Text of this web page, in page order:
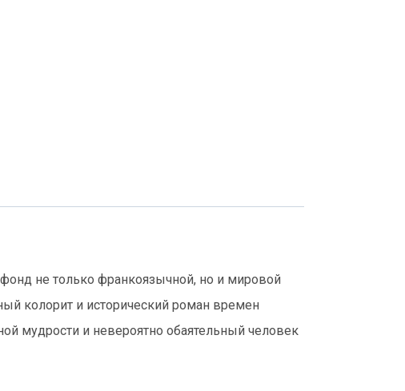
не только франкоязычной, но и мировой
колорит и исторический роман времен
мудрости и невероятно обаятельный человек